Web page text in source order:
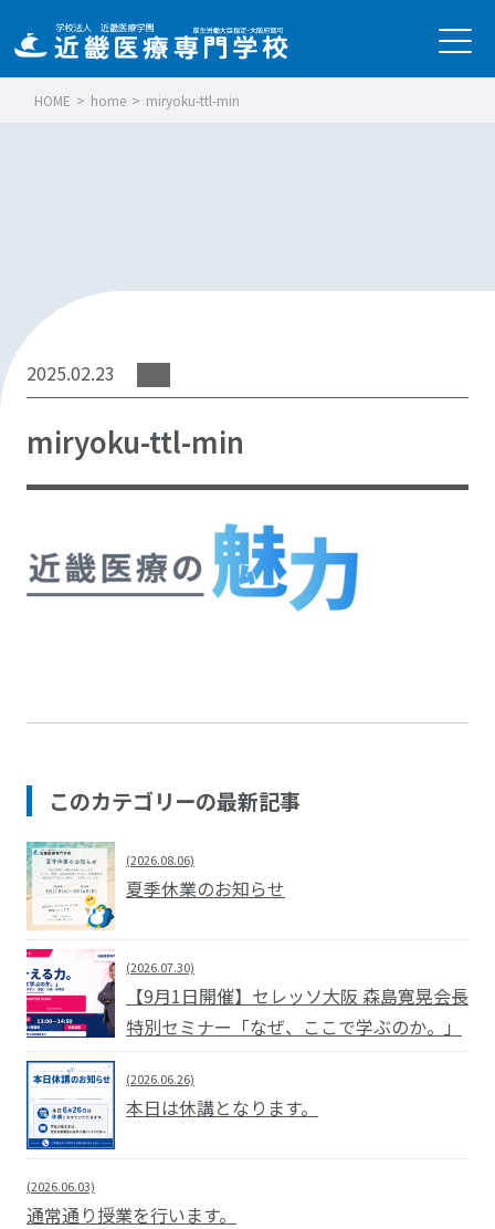
HOME > home > miryoku-ttl-min
2025.02.23
miryoku-ttl-min
このカテゴリーの最新記事
(2026.08.06)
夏季休業のお知らせ
(2026.07.30)
【9月1日開催】セレッソ大阪 森島寛晃会長
特別セミナー「なぜ、ここで学ぶのか。」
(2026.06.26)
本日は休講となります。
(2026.06.03)
通常通り授業を行います。